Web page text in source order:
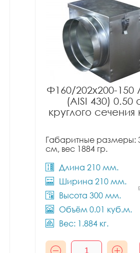
Ф160/202x200-150
(AISI 430) 0.50
круглого
Габаритные размеры:
см, вес 1884 гр.
Длина 210 мм.
Ширина 210 мм.
Высота 300 мм.
Объём 0.01 куб.м.
Вес: 1.884 кг.